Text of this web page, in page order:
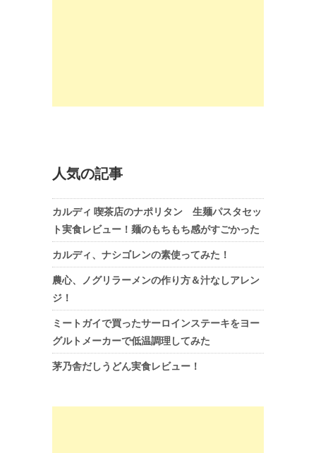
人気の記事
カルディ 喫茶店のナポリタン 生麺パスタセッ
ト実食レビュー！麺のもちもち感がすごかった
カルディ、ナシゴレンの素使ってみた！
農心、ノグリラーメンの作り方＆汁なしアレン
ジ！
ミートガイで買ったサーロインステーキをヨー
グルトメーカーで低温調理してみた
茅乃舎だしうどん実食レビュー！